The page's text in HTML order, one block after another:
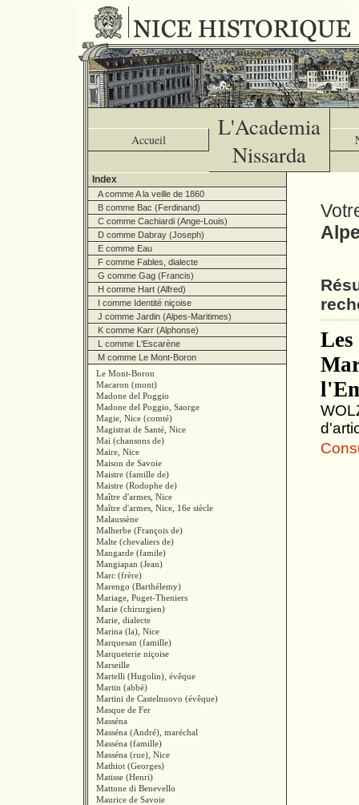
Accueil
L'Academia
Nissarda
Index
A comme A la veille de 1860
B comme Bac (Ferdinand)
C comme Cachiardi (Ange-Louis)
D comme Dabray (Joseph)
E comme Eau
F comme Fables, dialecte
G comme Gag (Francis)
H comme Hart (Alfred)
I comme Identité niçoise
J comme Jardin (Alpes-Maritimes)
K comme Karr (Alphonse)
L comme L'Escarène
M comme Le Mont-Boron
Le Mont-Boron
Macaron (mont)
Madone del Poggio
Madone del Poggio, Saorge
Magie, Nice (comté)
Magistrat de Santé, Nice
Mai (chansons de)
Maire, Nice
Maison de Savoie
Maistre (famille de)
Maistre (Rodophe de)
Maître d'armes, Nice
Maître d'armes, Nice, 16e siècle
Malaussène
Malherbe (François de)
Malte (chevaliers de)
Mangarde (famile)
Mangiapan (Jean)
Marc (frère)
Marengo (Barthélemy)
Mariage, Puget-Theniers
Marie (chirurgien)
Marie, dialecte
Marina (la), Nice
Marquesan (famille)
Marqueterie niçoise
Marseille
Martelli (Hugolin), évêque
Martin (abbé)
Martini de Castelnuovo (évêque)
Masque de Fer
Masséna
Masséna (André), maréchal
Masséna (famille)
Masséna (rue), Nice
Mathiot (Georges)
Matisse (Henri)
Mattone di Benevello
Maurice de Savoie
Les